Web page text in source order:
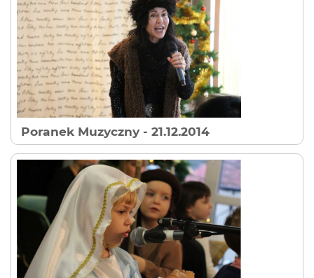
Poranek Muzyczny - 21.12.2014